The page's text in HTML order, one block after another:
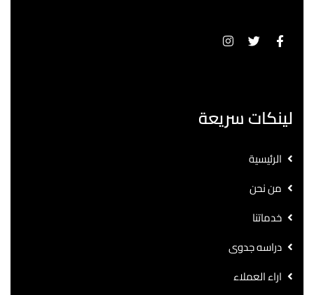
لينكات سريعة
الرئيسية
من نحن
خدماتنا
دراسه جدوى
اراء العملاء